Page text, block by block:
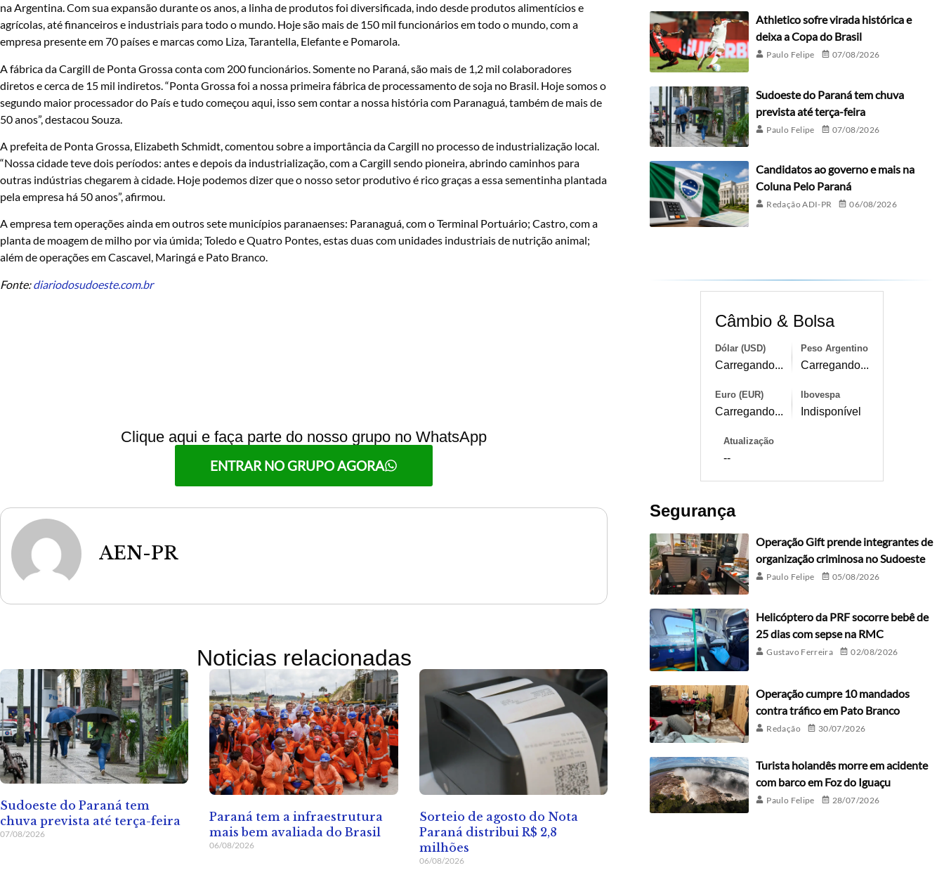
na Argentina. Com sua expansão durante os anos, a linha de produtos foi diversificada, indo desde produtos alimentícios e
agrícolas, até financeiros e industriais para todo o mundo. Hoje são mais de 150 mil funcionários em todo o mundo, com a
empresa presente em 70 países e marcas como Liza, Tarantella, Elefante e Pomarola.
A fábrica da Cargill de Ponta Grossa conta com 200 funcionários. Somente no Paraná, são mais de 1,2 mil colaboradores
diretos e cerca de 15 mil indiretos. “Ponta Grossa foi a nossa primeira fábrica de processamento de soja no Brasil. Hoje somos o
segundo maior processador do País e tudo começou aqui, isso sem contar a nossa história com Paranaguá, também de mais de
50 anos”, destacou Souza.
A prefeita de Ponta Grossa, Elizabeth Schmidt, comentou sobre a importância da Cargill no processo de industrialização local.
“Nossa cidade teve dois períodos: antes e depois da industrialização, com a Cargill sendo pioneira, abrindo caminhos para
outras indústrias chegarem à cidade. Hoje podemos dizer que o nosso setor produtivo é rico graças a essa sementinha plantada
pela empresa há 50 anos”, afirmou.
A empresa tem operações ainda em outros sete municípios paranaenses: Paranaguá, com o Terminal Portuário; Castro, com a
planta de moagem de milho por via úmida; Toledo e Quatro Pontes, estas duas com unidades industriais de nutrição animal;
além de operações em Cascavel, Maringá e Pato Branco.
Fonte:diariodosudoeste.com.br
Clique aqui e faça parte do nosso grupo no WhatsApp
ENTRAR NO GRUPO AGORA
AEN-PR
Noticias relacionadas
Sudoeste do Paraná tem
chuva prevista até terça-feira
07/08/2026
Paraná tem a infraestrutura
mais bem avaliada do Brasil
06/08/2026
Sorteio de agosto do Nota
Paraná distribui R$ 2,8
milhões
06/08/2026
Athletico sofre virada histórica e
deixa a Copa do Brasil
Paulo Felipe 07/08/2026
Sudoeste do Paraná tem chuva
prevista até terça-feira
Paulo Felipe 07/08/2026
Candidatos ao governo e mais na
Coluna Pelo Paraná
Redação ADI-PR 06/08/2026
Câmbio & Bolsa
Dólar (USD)
Carregando...
Peso Argentino
Carregando...
Euro (EUR)
Carregando...
Ibovespa
Indisponível
Atualização
--
Segurança
Operação Gift prende integrantes de
organização criminosa no Sudoeste
Paulo Felipe 05/08/2026
Helicóptero da PRF socorre bebê de
25 dias com sepse na RMC
Gustavo Ferreira 02/08/2026
Operação cumpre 10 mandados
contra tráfico em Pato Branco
Redação 30/07/2026
Turista holandês morre em acidente
com barco em Foz do Iguaçu
Paulo Felipe 28/07/2026